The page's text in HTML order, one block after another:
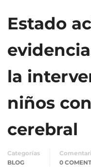
Estado
la
niños
cerebral
Categorías
BLOG
0